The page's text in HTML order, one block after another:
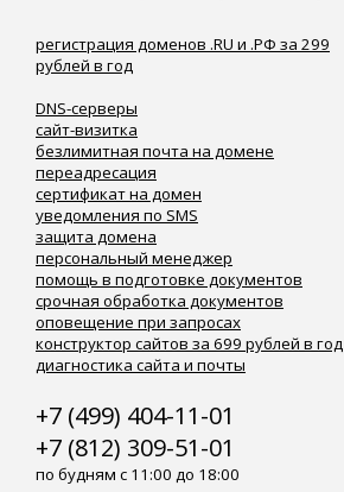
регистрация доменов .RU и .РФ за 299
рублей в год
DNS-серверы
сайт-визитка
безлимитная почта на домене
переадресация
сертификат на домен
уведомления по SMS
защита домена
персональный менеджер
помощь в подготовке документов
срочная обработка документов
оповещение при запросах
конструктор сайтов за 699 рублей в год
диагностика сайта и почты
+7 (499) 404-11-01
+7 (812) 309-51-01
по будням с 11:00 до 18:00